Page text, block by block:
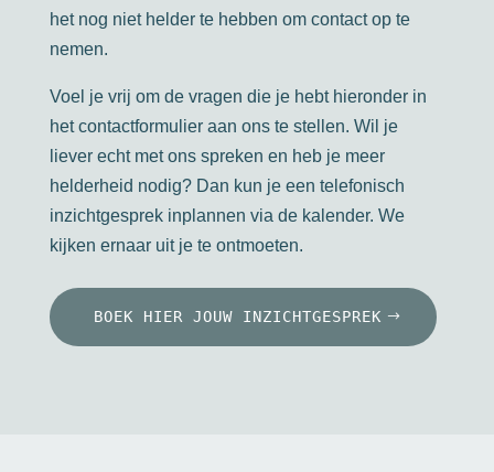
het nog niet helder te hebben om contact op te
nemen.
Voel je vrij om de vragen die je hebt hieronder in
het contactformulier aan ons te stellen. Wil je
liever echt met ons spreken en heb je meer
helderheid nodig? Dan kun je een telefonisch
inzichtgesprek inplannen via de kalender. We
kijken ernaar uit je te ontmoeten.
BOEK HIER JOUW INZICHTGESPREK